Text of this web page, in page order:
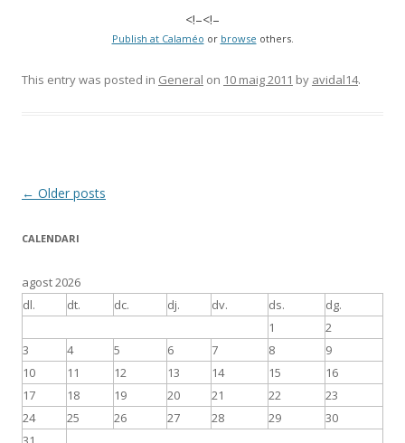
<!–<!–
Publish at Calaméo or browse others.
This entry was posted in General on 10 maig 2011 by avidal14.
Post
← Older posts
CALENDARI
agost 2026
dl.
dt. dc. dj. dv. ds.
dg.
1
2
3
4 5 6 7 8
9
10
11 12 13 14 15
16
17
18 19 20 21 22
23
24
25 26 27 28 29
30